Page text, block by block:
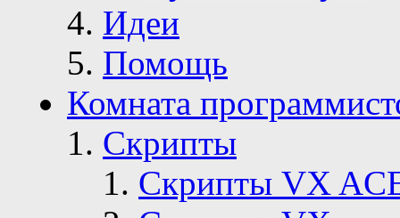
Идеи
Помощь
Комната
Скрипты
Скрипты VX